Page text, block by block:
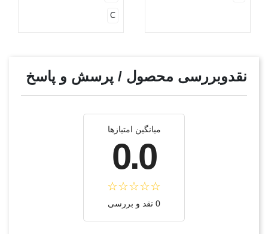
C
نقدوبررسی محصول / پرسش و پاسخ
میانگین امتیازها
0.0
0 نقد و بررسی